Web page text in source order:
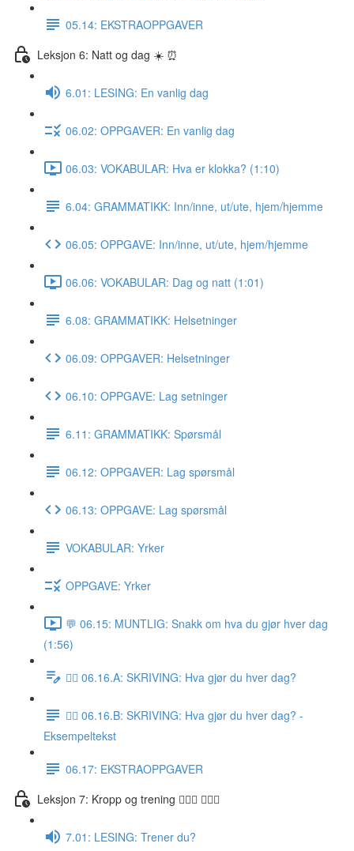
05.14: EKSTRAOPPGAVER
Leksjon 6: Natt og dag ☀️ ⏰
6.01: LESING: En vanlig dag
06.02: OPPGAVER: En vanlig dag
06.03: VOKABULAR: Hva er klokka? (1:10)
6.04: GRAMMATIKK: Inn/inne, ut/ute, hjem/hjemme
06.05: OPPGAVE: Inn/inne, ut/ute, hjem/hjemme
06.06: VOKABULAR: Dag og natt (1:01)
6.08: GRAMMATIKK: Helsetninger
06.09: OPPGAVER: Helsetninger
06.10: OPPGAVE: Lag setninger
6.11: GRAMMATIKK: Spørsmål
06.12: OPPGAVER: Lag spørsmål
06.13: OPPGAVE: Lag spørsmål
VOKABULAR: Yrker
OPPGAVE: Yrker
💬 06.15: MUNTLIG: Snakk om hva du gjør hver dag
(1:56)
✍🏼 06.16.A: SKRIVING: Hva gjør du hver dag?
✍🏼 06.16.B: SKRIVING: Hva gjør du hver dag? -
Eksempeltekst
06.17: EKSTRAOPPGAVER
Leksjon 7: Kropp og trening 🚶🏼‍♀️ 🏋🏽‍♀️
7.01: LESING: Trener du?